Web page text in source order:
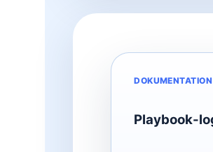
DOKUMENTATION
Playbook-